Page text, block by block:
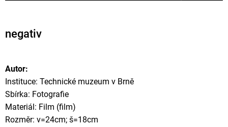
negativ
Autor:
Instituce: Technické muzeum v Brně
Sbírka: Fotografie
Materiál: Film (film)
Rozměr: v=24cm; š=18cm